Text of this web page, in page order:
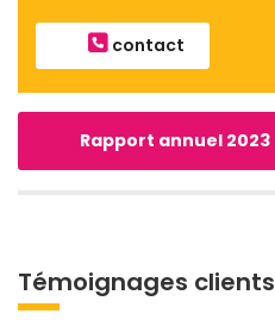
contact
Rapport annuel 2023
Témoignages clients